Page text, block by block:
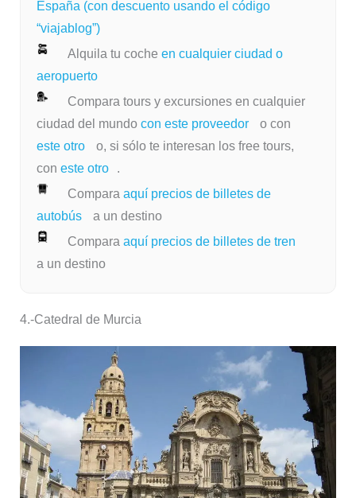
España (con descuento usando el código
“viajablog”)
Alquila tu coche en cualquier ciudad o
aeropuerto
Compara tours y excursiones en cualquier
ciudad del mundo con este proveedor
o con
este otro
o, si sólo te interesan los free tours,
con este otro
.
Compara aquí precios de billetes de
autobús
a un destino
Compara aquí precios de billetes de tren
a un destino
4.-Catedral de Murcia